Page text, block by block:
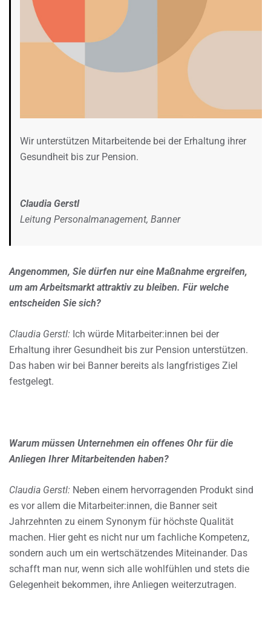
Wir unterstützen Mitarbeitende bei der Erhaltung ihrer
Gesundheit bis zur Pension.
Claudia Gerstl
Leitung Personalmanagement, Banner
Angenommen, Sie dürfen nur eine Maßnahme ergreifen,
um am Arbeitsmarkt attraktiv zu bleiben. Für welche
entscheiden Sie sich?
Claudia Gerstl: Ich würde Mitarbeiter:innen bei der
Erhaltung ihrer Gesundheit bis zur Pension unterstützen.
Das haben wir bei Banner bereits als langfristiges Ziel
festgelegt.
Warum müssen Unternehmen ein offenes Ohr für die
Anliegen Ihrer Mitarbeitenden haben?
Claudia Gerstl: Neben einem hervorragenden Produkt sind
es vor allem die Mitarbeiter:innen, die Banner seit
Jahrzehnten zu einem Synonym für höchste Qualität
machen. Hier geht es nicht nur um fachliche Kompetenz,
sondern auch um ein wertschätzendes Miteinander. Das
schafft man nur, wenn sich alle wohlfühlen und stets die
Gelegenheit bekommen, ihre Anliegen weiterzutragen.